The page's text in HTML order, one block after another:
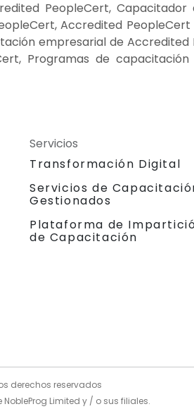
PeopleCert,
Accredited
empresarial de
Programas de
Servicios
Transformación Digital
Servicios de
Gestionados
Plataforma de
de Capacitación
derechos reservados
Limited y / o sus filiales.